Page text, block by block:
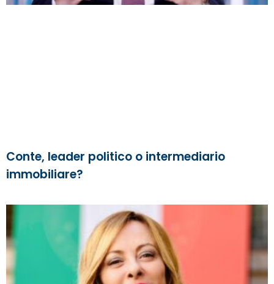
Conte, leader politico o intermediario
immobiliare?